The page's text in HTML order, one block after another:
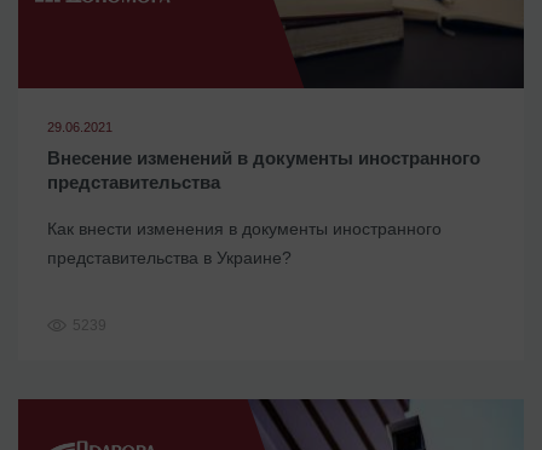
29.06.2021
Внесение изменений в документы иностранного
представительства
Как внести изменения в документы иностранного
представительства в Украине?
5239